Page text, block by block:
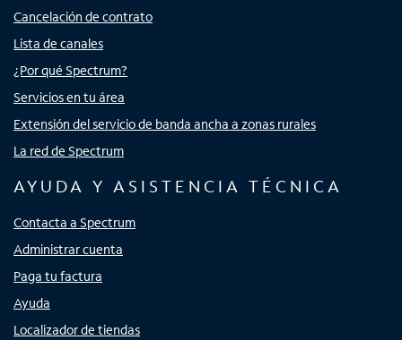
Cancelación de contrato
Lista de canales
¿Por qué Spectrum?
Servicios en tu área
Extensión del servicio de banda ancha a zonas rurales
La red de Spectrum
AYUDA Y ASISTENCIA TÉCNICA
Contacta a Spectrum
Administrar cuenta
Paga tu factura
Ayuda
Localizador de tiendas